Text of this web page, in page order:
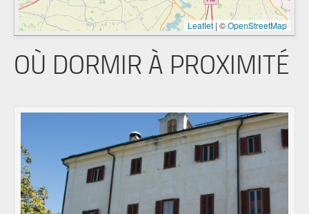
Leaflet | ©OpenStreetMap
OÙ DORMIR À PROXIMITÉ